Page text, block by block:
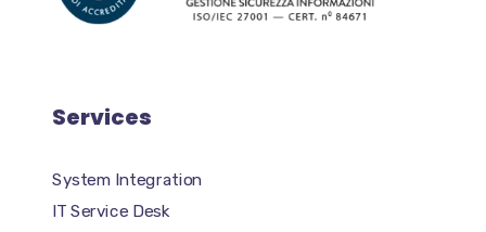
Services
System Integration
IT Service Desk